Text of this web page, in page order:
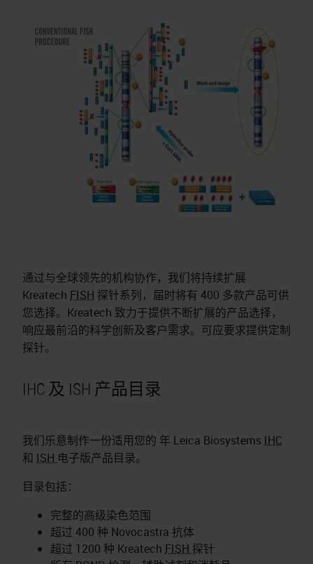
通过与全球领先的机构协作，我们将持续扩展
Kreatech FISH 探针系列，届时将有 400 多款产品可供
您选择。Kreatech 致力于提供不断扩展的产品选择，
响应最前沿的科学创新及客户需求。可应要求提供定制
探针。
IHC 及 ISH 产品目录
我们乐意制作一份适用您的 年 Leica Biosystems IHC
和 ISH 电子版产品目录。
目录包括：
完整的高级染色范围
超过 400 种 Novocastra 抗体
超过 1200 种 Kreatech FISH 探针